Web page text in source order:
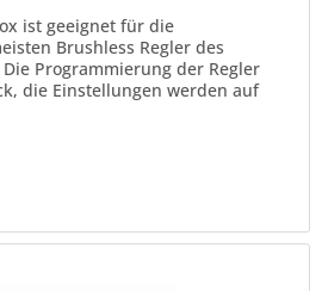
ist geeignet für die
Brushless Regler des
Programmierung der Regler
die Einstellungen werden auf